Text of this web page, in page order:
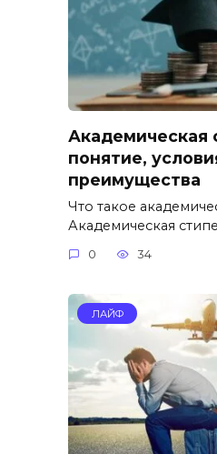
Академическая
понятие,
преимущества
Что такое
Академическая
0 34
ЛАЙФ